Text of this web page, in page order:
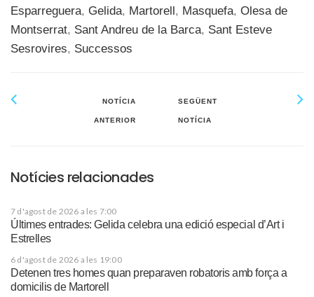
Esparreguera, Gelida, Martorell , Masquefa, Olesa de
Montserrat, Sant Andreu de la Barca, Sant Esteve
Sesrovires, Successos
NOTÍCIA
ANTERIOR
SEGÜENT
NOTÍCIA
Notícies relacionades
7 d'agost de 2026 a les 7:00
Últimes entrades: Gelida celebra una edició especial d’Art i
Estrelles
6 d'agost de 2026 a les 19:00
Detenen tres homes quan preparaven robatoris amb força a
domicilis de Martorell